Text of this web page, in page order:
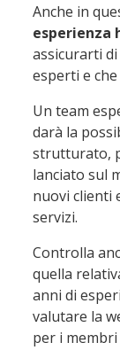
Anche in
esperienza
assicurarti
esperti e
Un team
darà la
strutturato,
lanciato sul
nuovi clienti
servizi.
Controlla
quella
anni di
valutare la
per i